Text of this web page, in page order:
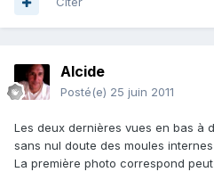
Alcide
Posté(e) 25 juin 2011
Les deux dernières vues en bas à
sans nul doute des moules
La première photo correspond